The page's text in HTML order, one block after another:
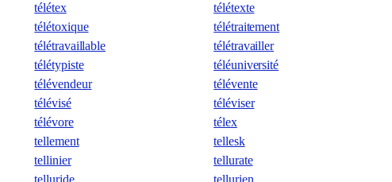
télétex
télétexte
télétoxique
télétraitement
télétravaillable
télétravailler
télétypiste
téléuniversité
télévendeur
télévente
télévisé
téléviser
télévore
télex
tellement
tellesk
tellinier
tellurate
telluride
tellurien